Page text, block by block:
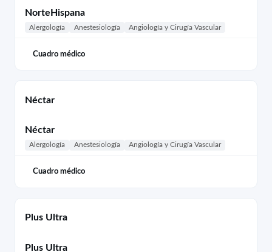
NorteHispana
Alergología Anestesiología Angiología y Cirugía Vascular
Cuadro médico
Néctar
Néctar
Alergología Anestesiología Angiología y Cirugía Vascular
Cuadro médico
Plus Ultra
Plus Ultra